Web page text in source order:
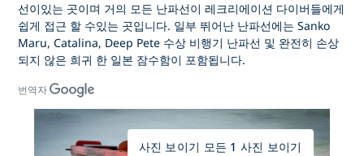
선이있는 곳이며 거의 모든 난파선이 레크리에이션 다이버들에게
쉽게 접근 할 수있는 곳입니다. 일부 뛰어난 난파선에는 Sanko
Maru, Catalina, Deep Pete 수상 비행기 난파선 및 완전히 손상
되지 않은 희귀 한 일본 잠수함이 포함됩니다.
번역자
사진 보이기 모든 1 사진 보이기